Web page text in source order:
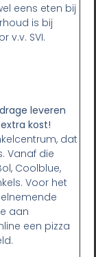
eens eten bij
is bij
v.v. SVI.
leveren
kost!
dat
Vanaf die
Coolblue,
Voor het
aan
een pizza